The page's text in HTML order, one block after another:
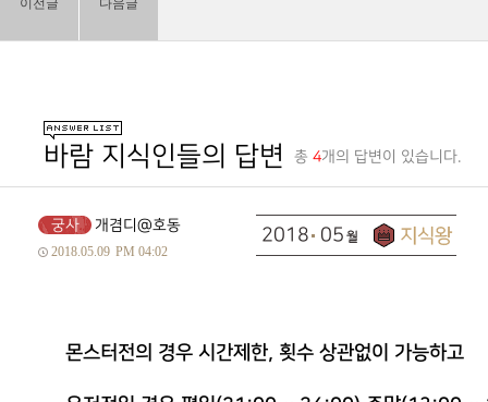
이전글 다음글
바람 지식인들의 답변 총 4개의 답변이 있습니다.
궁사 개겸디@호동
2018.05.09 PM 04:02
몬스터전의 경우 시간제한, 횟수 상관없이 가능하고
2018 05